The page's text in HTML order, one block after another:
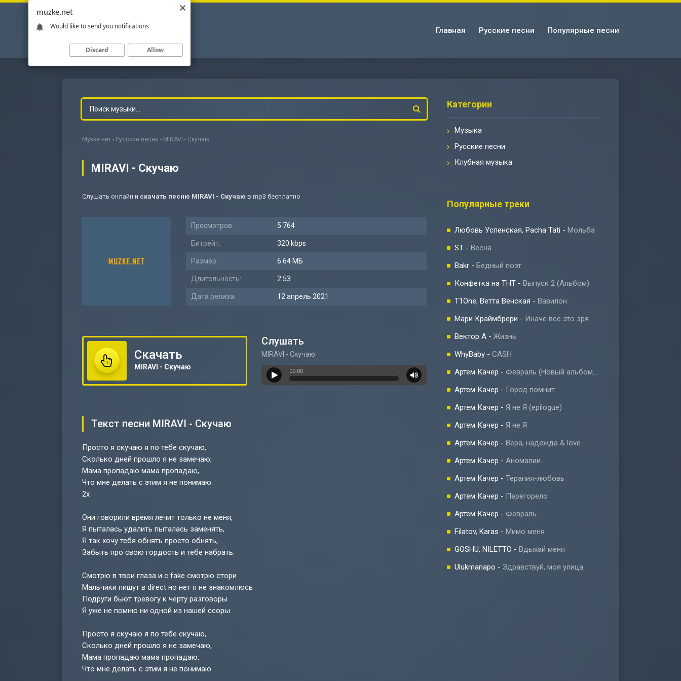
Главная Русские песни Популярные песни
Музке.нет - Русские песни - MIRAVI - Скучаю
MIRAVI - Скучаю
Слушать онлайн и скачать песню MIRAVI - Скучаю в mp3 бесплатно
Просмотров: 5 764
Битрейт: 320 kbps
Размер: 6.64 МБ
Длительность: 2:53
Дата релиза: 12 апрель 2021
Скачать
MIRAVI - Скучаю
Слушать
MIRAVI - Скучаю
00:00 …
Текст песни MIRAVI - Скучаю
Просто я скучаю я по тебе скучаю,
Сколько дней прошло я не замечаю,
Мама пропадаю мама пропадаю,
Что мне делать с этим я не понимаю.
2x
Они говорили время лечит только не меня,
Я пыталась удалить пыталась заменять,
Я так хочу тебя обнять просто обнять,
Забыть про свою гордость и тебе набрать.
Смотрю в твои глаза и с fake смотрю стори
Мальчики пишут в direct но нет я не знакомлюсь
Подруги бьют тревогу к черту разговоры
Я уже не помню ни одной из нашей ссоры
Просто я скучаю я по тебе скучаю,
Сколько дней прошло я не замечаю,
Мама пропадаю мама пропадаю,
Что мне делать с этим я не понимаю.
Категории
Музыка
Русские песни
Клубная музыка
Популярные треки
Любовь Успенская, Pacha Tati - Мольба
ST - Весна
Bakr - Бедный поэт
Конфетка на ТНТ - Выпуск 2 (Альбом)
T1One, Ветта Венская - Вавилон
Мари Краймбрери - Иначе всё это зря
Вектор А - Жизнь
WhyBaby - CASH
Артем Качер - Февраль (Новый альбом 2023)
Артем Качер - Город помнит
Артем Качер - Я не Я (epilogue)
Артем Качер - Я не Я
Артем Качер - Вера, надежда & love
Артем Качер - Аномалии
Артем Качер - Терапия-любовь
Артем Качер - Перегорело
Артем Качер - Февраль
Filatov, Karas - Мимо меня
GOSHU, NILETTO - Вдыхай меня
Ulukmanapo - Здравствуй, моя улица
muzke.net
Would like to send you notifications
Discard Allow